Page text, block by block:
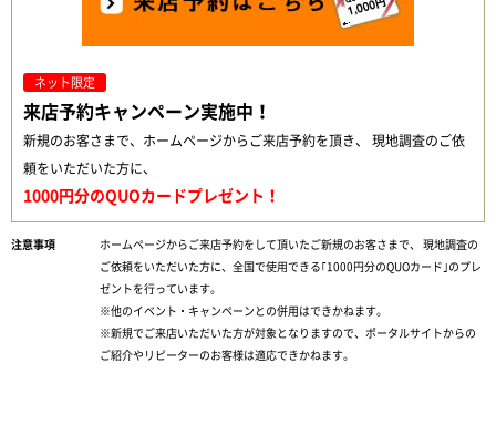
ネット限定
来店予約キャンペーン実施中！
新規のお客さまで、ホームページからご来店予約を頂き、 現地調査のご依
頼をいただいた方に、
1000円分のQUOカードプレゼント！
ホームページからご来店予約をして頂いたご新規のお客さまで、 現地調査の
ご依頼をいただいた方に、全国で使用できる｢1000円分のQUOカード｣のプレ
ゼントを行っています。
※他のイベント・キャンペーンとの併用はできかねます。
※新規でご来店いただいた方が対象となりますので、ポータルサイトからの
ご紹介やリピーターのお客様は適応できかねます。